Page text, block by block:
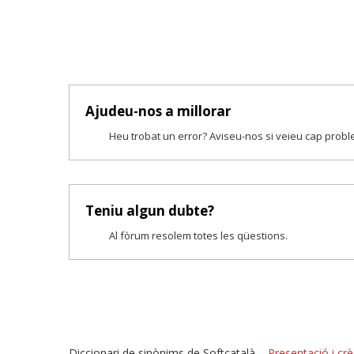
Ajudeu-nos a millorar
Heu trobat un error? Aviseu-nos si veieu cap
Teniu algun dubte?
Al fòrum resolem totes les qüestions.